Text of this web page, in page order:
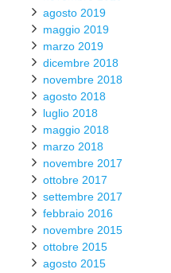
agosto 2019
maggio 2019
marzo 2019
dicembre 2018
novembre 2018
agosto 2018
luglio 2018
maggio 2018
marzo 2018
novembre 2017
ottobre 2017
settembre 2017
febbraio 2016
novembre 2015
ottobre 2015
agosto 2015